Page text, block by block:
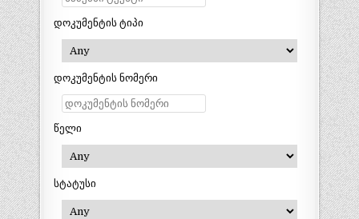
დოკუმენტის ტიპი
დოკუმენტის ნომერი
წელი
სტატუსი